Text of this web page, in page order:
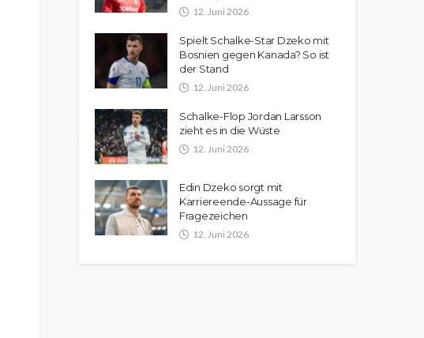
12. Juni 2026
Spielt Schalke-Star Dzeko mit
Bosnien gegen Kanada? So ist
der Stand
12. Juni 2026
Schalke-Flop Jordan Larsson
zieht es in die Wüste
12. Juni 2026
Edin Dzeko sorgt mit
Karriereende-Aussage für
Fragezeichen
12. Juni 2026